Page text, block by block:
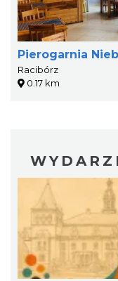
Pierogarnia
Racibórz
0.17 km